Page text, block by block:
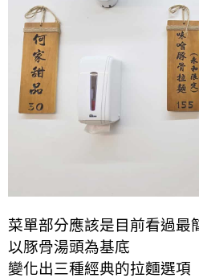
菜單部分應該是目前看過最
以豚骨湯頭為基底
變化出三種經典的拉麵選項